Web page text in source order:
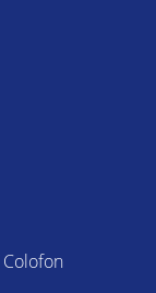
Colofon